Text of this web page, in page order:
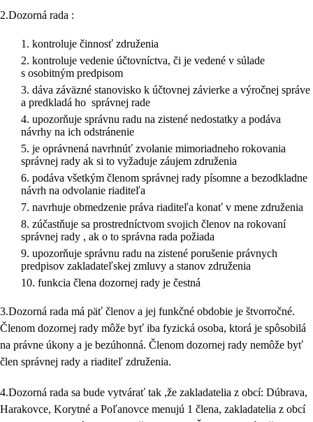
2.Dozorná rada :
kontroluje činnosť združenia
kontroluje vedenie účtovníctva, či je vedené v súlade
s osobitným predpisom
dáva záväzné stanovisko k účtovnej závierke a výročnej správe
a predkladá ho správnej rade
upozorňuje správnu radu na zistené nedostatky a podáva
návrhy na ich odstránenie
je oprávnená navrhnúť zvolanie mimoriadneho rokovania
správnej rady ak si to vyžaduje záujem združenia
podáva všetkým členom správnej rady písomne a bezodkladne
návrh na odvolanie riaditeľa
navrhuje obmedzenie práva riaditeľa konať v mene združenia
zúčastňuje sa prostredníctvom svojich členov na rokovaní
správnej rady , ak o to správna rada požiada
upozorňuje správnu radu na zistené porušenie právnych
predpisov zakladateľskej zmluvy a stanov združenia
funkcia člena dozornej rady je čestná
3.Dozorná rada má päť členov a jej funkčné obdobie je štvorročné.
Členom dozornej rady môže byť iba fyzická osoba, ktorá je spôsobilá
na právne úkony a je bezúhonná. Členom dozornej rady nemôže byť
člen správnej rady a riaditeľ združenia.
4.Dozorná rada sa bude vytvárať tak ,že zakladatelia z obcí: Dúbrava,
Harakovce, Korytné a Poľanovce menujú 1 člena, zakladatelia z obcí